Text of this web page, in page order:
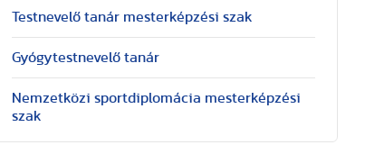
Testnevelő tanár mesterképzési szak
Gyógytestnevelő tanár
Nemzetközi sportdiplomácia mesterképzési
szak